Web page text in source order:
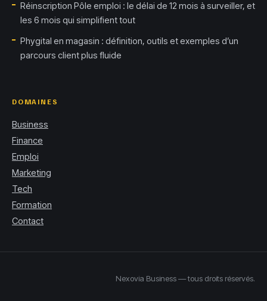
Réinscription Pôle emploi : le délai de 12 mois à surveiller, et
les 6 mois qui simplifient tout
Phygital en magasin : définition, outils et exemples d’un
parcours client plus fluide
DOMAINES
Business
Finance
Emploi
Marketing
Tech
Formation
Contact
Nexovia Business — tous droits réservés.